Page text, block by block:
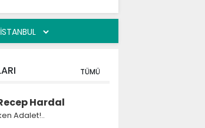
TÜMÜ
Hardal
Adalet!..